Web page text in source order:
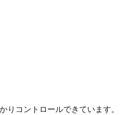
コントロールできています。